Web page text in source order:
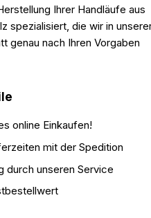
Ihrer Handläufe aus
spezialisiert, die wir in
genau nach Ihren Vorgaben
online Einkaufen!
mit der Spedition
durch unseren Service